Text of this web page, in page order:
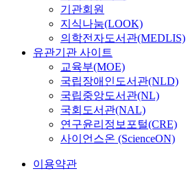
기관회원
지식나눔(LOOK)
의학전자도서관(MEDLIS)
유관기관 사이트
교육부(MOE)
국립장애인도서관(NLD)
국립중앙도서관(NL)
국회도서관(NAL)
연구윤리정보포털(CRE)
사이언스온 (ScienceON)
이용약관